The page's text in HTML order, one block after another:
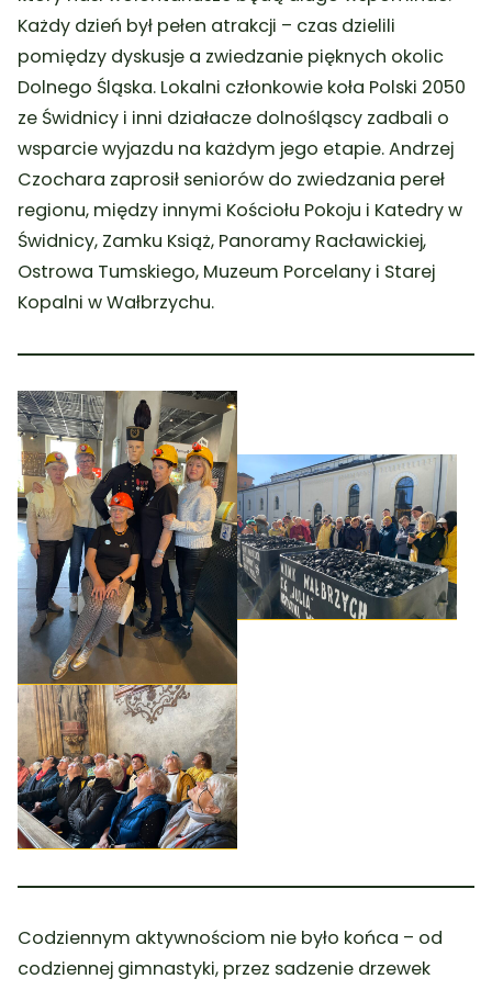
Każdy dzień był pełen atrakcji – czas dzielili
pomiędzy dyskusje a zwiedzanie pięknych okolic
Dolnego Śląska. Lokalni członkowie koła Polski 2050
ze Świdnicy i inni działacze dolnośląscy zadbali o
wsparcie wyjazdu na każdym jego etapie. Andrzej
Czochara zaprosił seniorów do zwiedzania pereł
regionu, między innymi Kościołu Pokoju i Katedry w
Świdnicy, Zamku Książ, Panoramy Racławickiej,
Ostrowa Tumskiego, Muzeum Porcelany i Starej
Kopalni w Wałbrzychu.
Codziennym aktywnościom nie było końca – od
codziennej gimnastyki, przez sadzenie drzewek